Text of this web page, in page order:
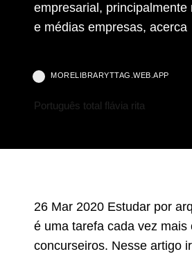
empresarial, principalmente
e médias empresas, acerca
MORELIBRARYTTAG.WEB.APP
Português total flávia rita
26 Mar 2020 Estudar por
é uma tarefa cada vez mais
concurseiros. Nesse artigo